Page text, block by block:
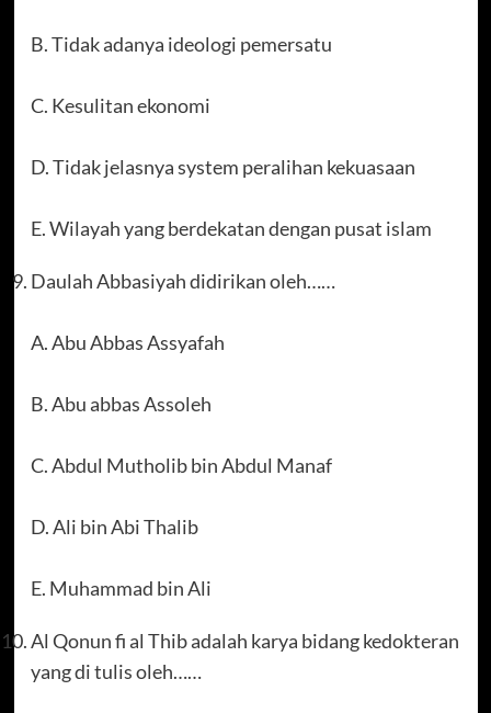
B. Tidak adanya ideologi pemersatu
C. Kesulitan ekonomi
D. Tidak jelasnya system peralihan kekuasaan
E. Wilayah yang berdekatan dengan pusat islam
Daulah Abbasiyah didirikan oleh……
A. Abu Abbas Assyafah
B. Abu abbas Assoleh
C. Abdul Mutholib bin Abdul Manaf
D. Ali bin Abi Thalib
E. Muhammad bin Ali
Al Qonun fi al Thib adalah karya bidang kedokteran
yang di tulis oleh……